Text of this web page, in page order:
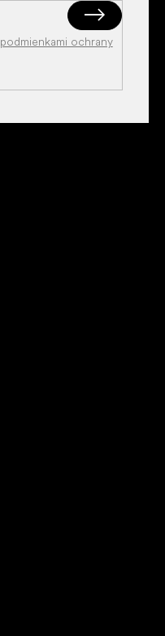
podmienkami ochrany